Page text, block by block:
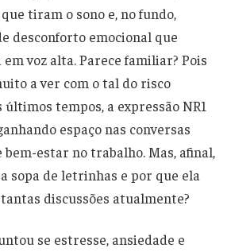
tiram o sono e, no fundo,
desconforto emocional que
voz alta. Parece familiar? Pois
a ver com o tal do risco
últimos tempos, a expressão NR1
espaço nas conversas
bem-estar no trabalho. Mas, afinal,
sopa de letrinhas e por que ela
discussões atualmente?
se estresse, ansiedade e